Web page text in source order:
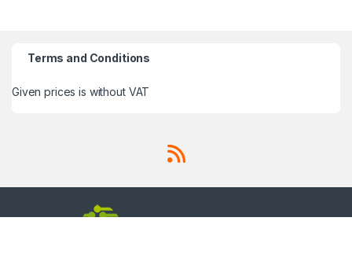
Terms and Conditions
Given prices is without VAT